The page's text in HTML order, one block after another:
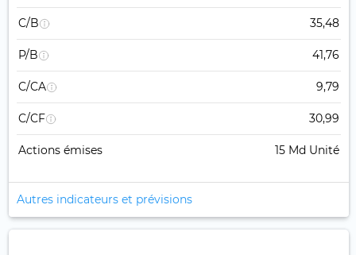
C/B 35,48
P/B 41,76
C/CA 9,79
C/CF 30,99
Actions émises 15 Md Unité
Autres indicateurs et prévisions